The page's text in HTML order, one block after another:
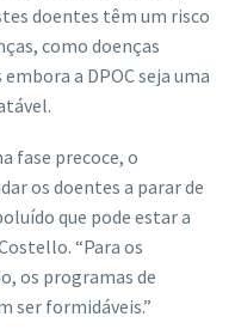
doentes têm um risco
como doenças
embora a DPOC seja uma
fase precoce, o
os doentes a parar de
que pode estar a
“Para os
os programas de
ser formidáveis.”